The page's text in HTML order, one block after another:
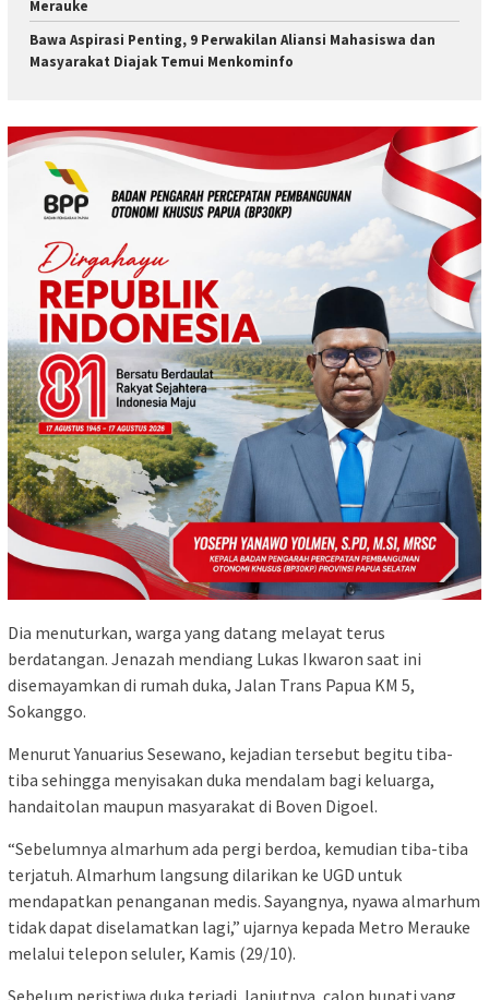
Merauke
Bawa Aspirasi Penting, 9 Perwakilan Aliansi Mahasiswa dan
Masyarakat Diajak Temui Menkominfo
Dia menuturkan, warga yang datang melayat terus
berdatangan. Jenazah mendiang Lukas Ikwaron saat ini
disemayamkan di rumah duka, Jalan Trans Papua KM 5,
Sokanggo.
Menurut Yanuarius Sesewano, kejadian tersebut begitu tiba-
tiba sehingga menyisakan duka mendalam bagi keluarga,
handaitolan maupun masyarakat di Boven Digoel.
“Sebelumnya almarhum ada pergi berdoa, kemudian tiba-tiba
terjatuh. Almarhum langsung dilarikan ke UGD untuk
mendapatkan penanganan medis. Sayangnya, nyawa almarhum
tidak dapat diselamatkan lagi,” ujarnya kepada Metro Merauke
melalui telepon seluler, Kamis (29/10).
Sebelum peristiwa duka terjadi, lanjutnya, calon bupati yang